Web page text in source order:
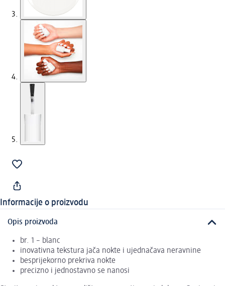
Informacije o proizvodu
Opis proizvoda
br. 1 – blanc
inovativna tekstura jača nokte i ujednačava neravnine
besprijekorno prekriva nokte
precizno i jednostavno se nanosi